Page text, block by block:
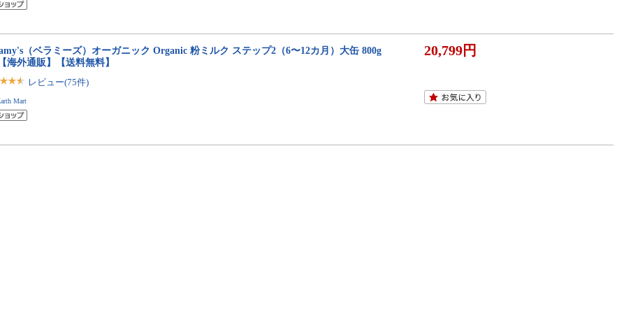
（ベラミーズ）オーガニック Organic 粉ミルク ステップ2（6〜12カ月）大缶 800g
海外通販】【送料無料】
レビュー(75件)
Mart
20,799円